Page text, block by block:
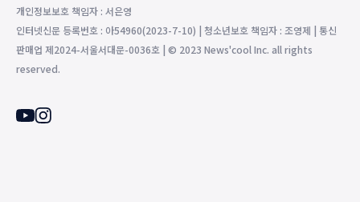
개인정보보호 책임자 : 서은영
인터넷신문 등록번호 : 아54960(2023-7-10) | 청소년보호 책임자 : 조영제 | 통신
판매업 제2024-서울서대문-0036호 | © 2023 News'cool Inc. all rights
reserved.